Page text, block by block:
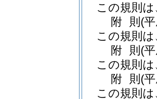
この規則
附 則 (
この規則
附 則 (
この規則
附 則 (
この規則